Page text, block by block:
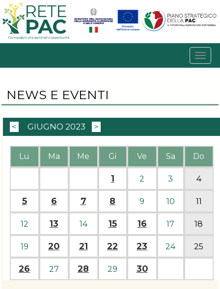
NEWS E EVENTI
< GIUGNO 2023 >
Lu Ma Me Gi Ve Sa Do
1 2 3 4
5 6 7 8 9 10 11
12 13 14 15 16 17 18
19 20 21 22 23 24 25
26 27 28 29 30